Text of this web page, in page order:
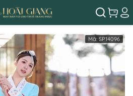
Mã: SP14096